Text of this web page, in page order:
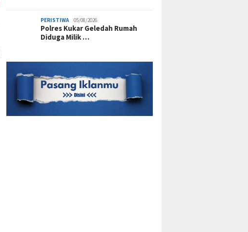
PERISTIWA 05/08/2026
Polres Kukar Geledah Rumah
Diduga Milik …